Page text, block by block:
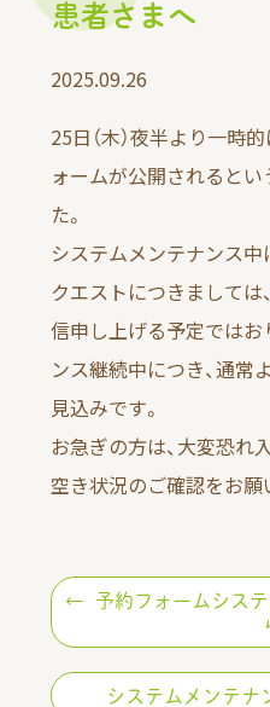
検査の種類
患者さまへ
2025.09.26
25日（木）夜半より一時
ォームが公開されると
た。
システムメンテナンス
クエストにつきましては
信申し上げる予定ではお
ンス継続中につき、通常
見込みです。
お急ぎの方は、大変恐れ
空き状況のご確認をお願
投
予約フォームシス
システムメンテナ